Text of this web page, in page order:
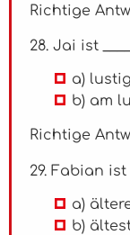
Richtige
28. Jai ist
a)
b) am
Richtige
29. Fabian ist
a)
b)